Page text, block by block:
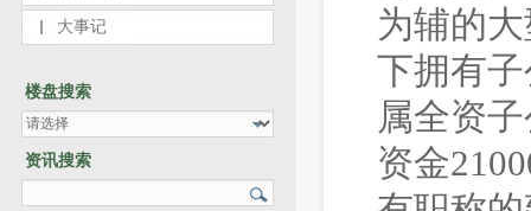
大事记
楼盘搜索
资讯搜索
为辅的
下拥有
属全资
资金